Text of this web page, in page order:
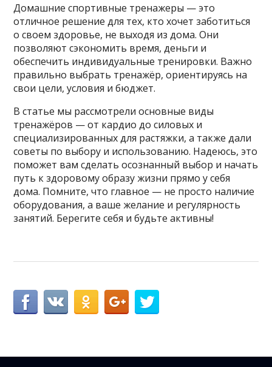
Домашние спортивные тренажеры — это
отличное решение для тех, кто хочет заботиться
о своем здоровье, не выходя из дома. Они
позволяют сэкономить время, деньги и
обеспечить индивидуальные тренировки. Важно
правильно выбрать тренажёр, ориентируясь на
свои цели, условия и бюджет.
В статье мы рассмотрели основные виды
тренажёров — от кардио до силовых и
специализированных для растяжки, а также дали
советы по выбору и использованию. Надеюсь, это
поможет вам сделать осознанный выбор и начать
путь к здоровому образу жизни прямо у себя
дома. Помните, что главное — не просто наличие
оборудования, а ваше желание и регулярность
занятий. Берегите себя и будьте активны!